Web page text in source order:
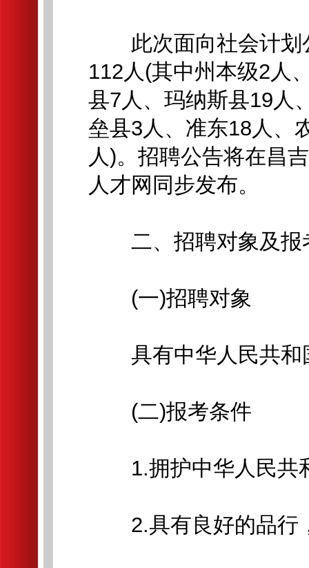
此次面向社会计划
112人(其中州本级2人
县7人、玛纳斯县19人
垒县3人、准东18人、
人)。招聘公告将在昌
人才网同步发布。
二、招聘对象及报
(一)招聘对象
具有中华人民共和
(二)报考条件
1.拥护中华人民共
2.具有良好的品行